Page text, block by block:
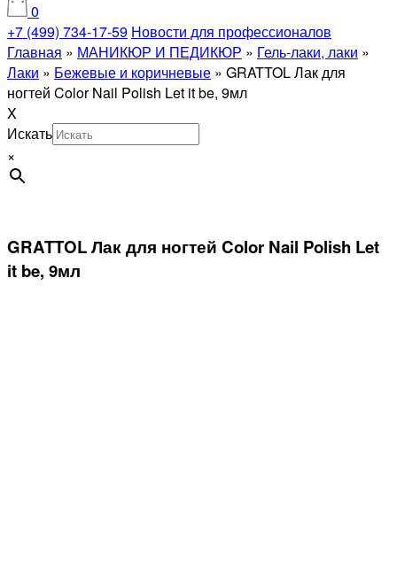
0
+7 (499) 734-17-59 Новости для профессионалов
Главная » МАНИКЮР И ПЕДИКЮР » Гель-лаки, лаки »
Лаки » Бежевые и коричневые » GRATTOL Лак для
ногтей Color Nail Polish Let it be, 9мл
X
Искать
×
GRATTOL Лак для ногтей Color Nail Polish Let
it be, 9мл